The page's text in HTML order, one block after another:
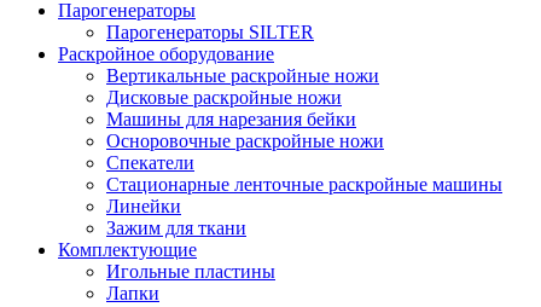
Парогенераторы
Парогенераторы SILTER
Раскройное оборудование
Вертикальные раскройные ножи
Дисковые раскройные ножи
Машины для нарезания бейки
Осноровочные раскройные ножи
Спекатели
Стационарные ленточные раскройные машины
Линейки
Зажим для ткани
Комплектующие
Игольные пластины
Лапки